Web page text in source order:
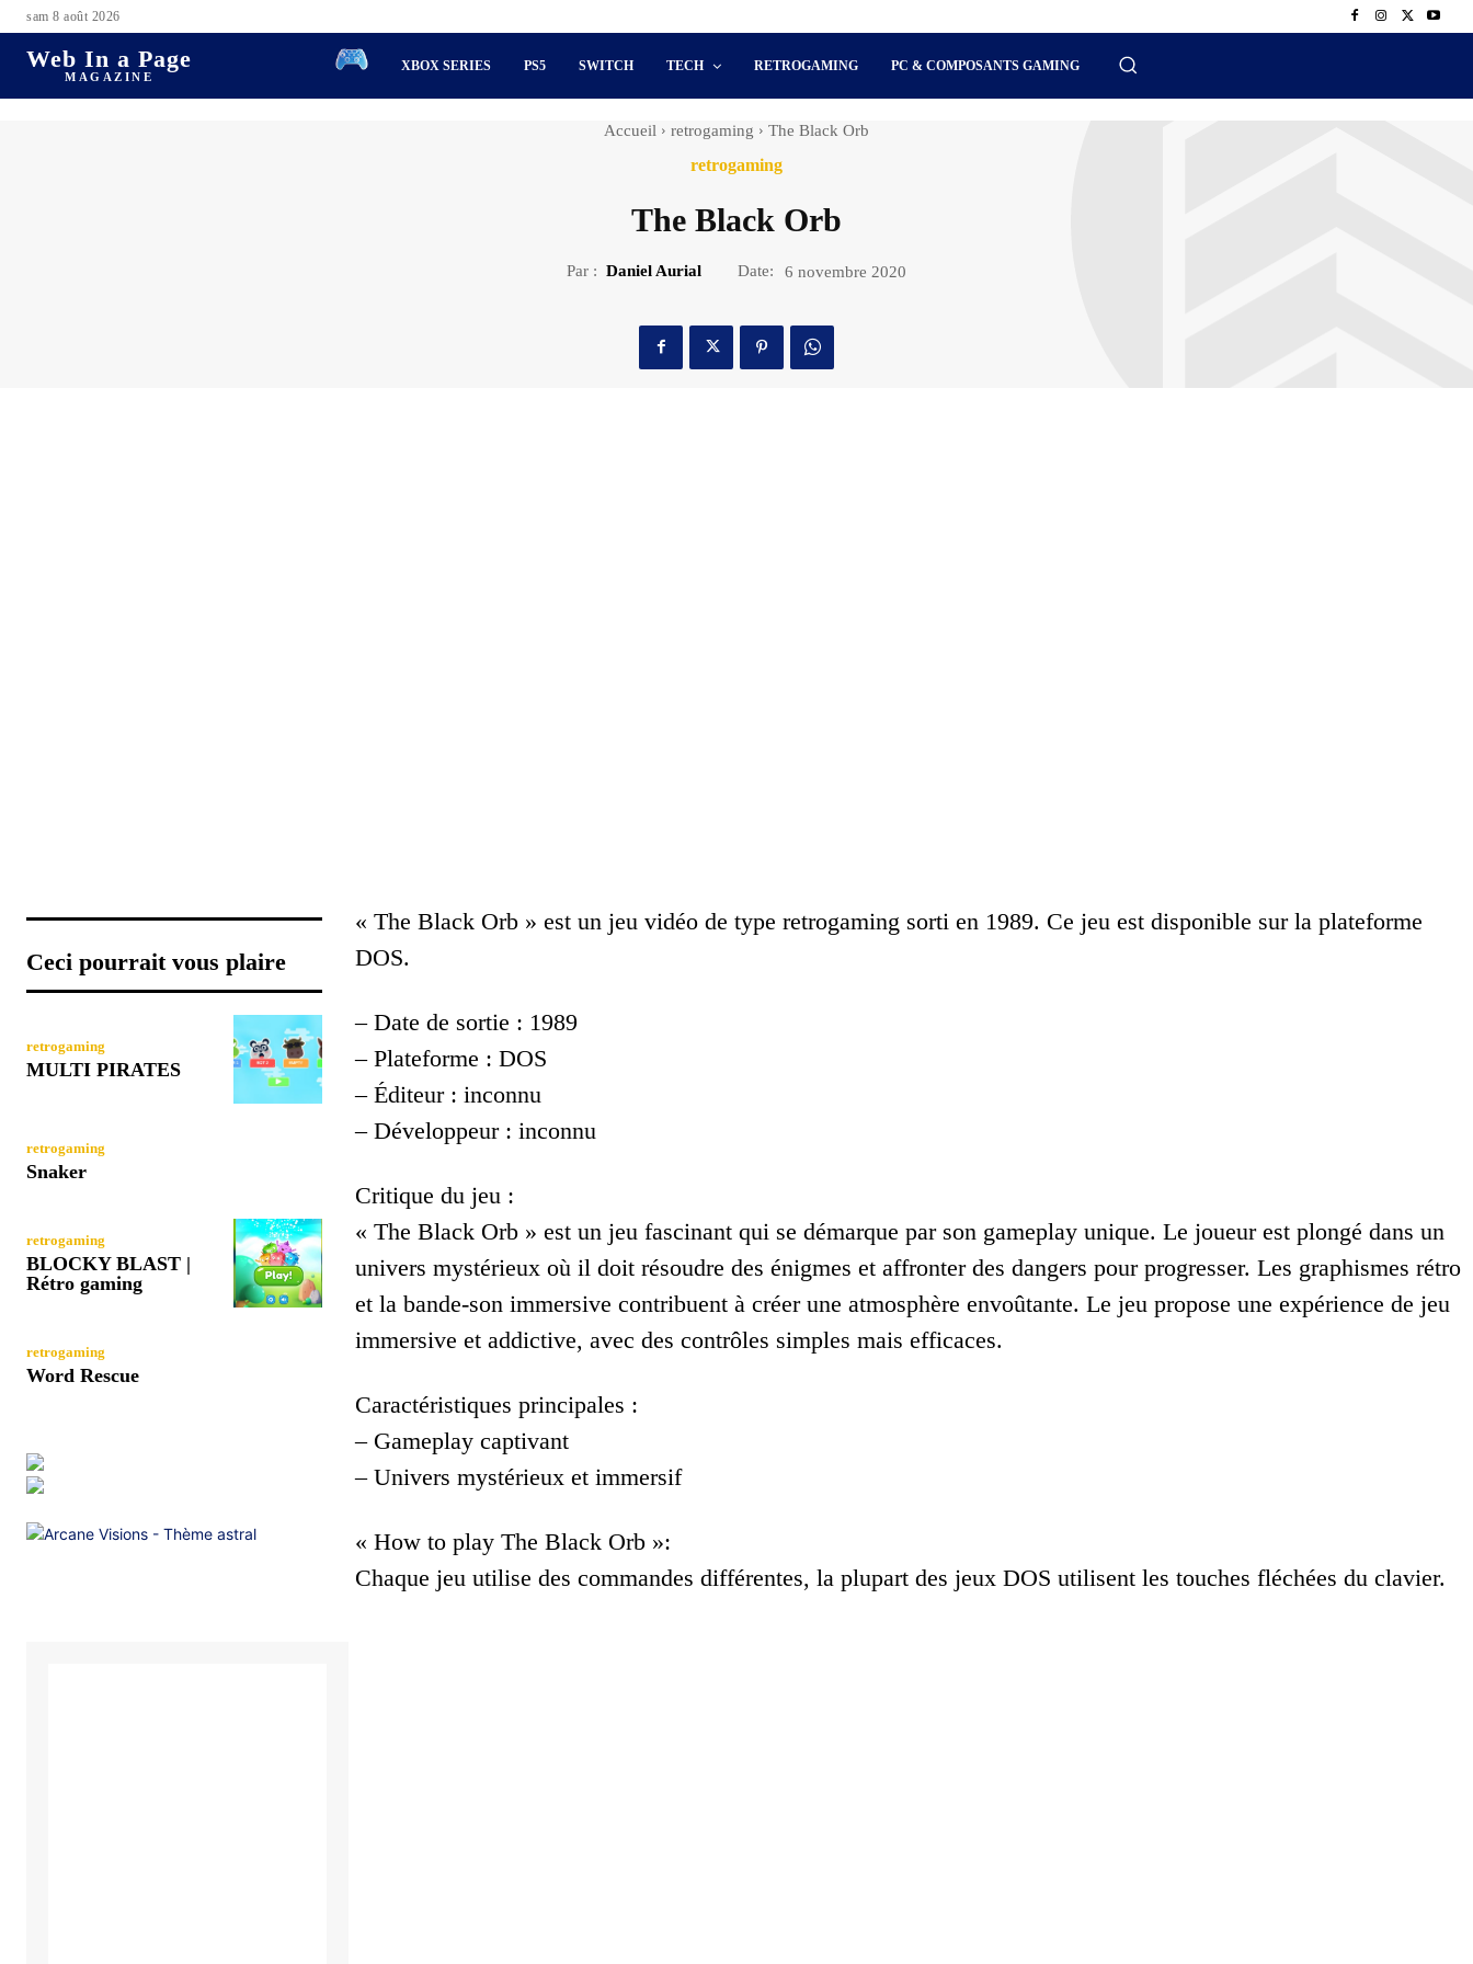
sam 8 août 2026
Web In a Page
MAGAZINE
XBOX SERIES PS5 SWITCH TECH RETROGAMING PC & COMPOSANTS GAMING
Accueil retrogaming The Black Orb
retrogaming
The Black Orb
Par : Daniel Aurial Date: 6 novembre 2020
Ceci pourrait vous plaire
retrogaming
MULTI PIRATES
retrogaming
Snaker
retrogaming
BLOCKY BLAST |
Rétro gaming
retrogaming
Word Rescue
« The Black Orb » est un jeu vidéo de type retrogaming sorti en 1989. Ce jeu est disponible sur la plateforme
DOS.
– Date de sortie : 1989
– Plateforme : DOS
– Éditeur : inconnu
– Développeur : inconnu
Critique du jeu :
« The Black Orb » est un jeu fascinant qui se démarque par son gameplay unique. Le joueur est plongé dans un
univers mystérieux où il doit résoudre des énigmes et affronter des dangers pour progresser. Les graphismes rétro
et la bande-son immersive contribuent à créer une atmosphère envoûtante. Le jeu propose une expérience de jeu
immersive et addictive, avec des contrôles simples mais efficaces.
Caractéristiques principales :
– Gameplay captivant
– Univers mystérieux et immersif
« How to play The Black Orb »:
Chaque jeu utilise des commandes différentes, la plupart des jeux DOS utilisent les touches fléchées du clavier.